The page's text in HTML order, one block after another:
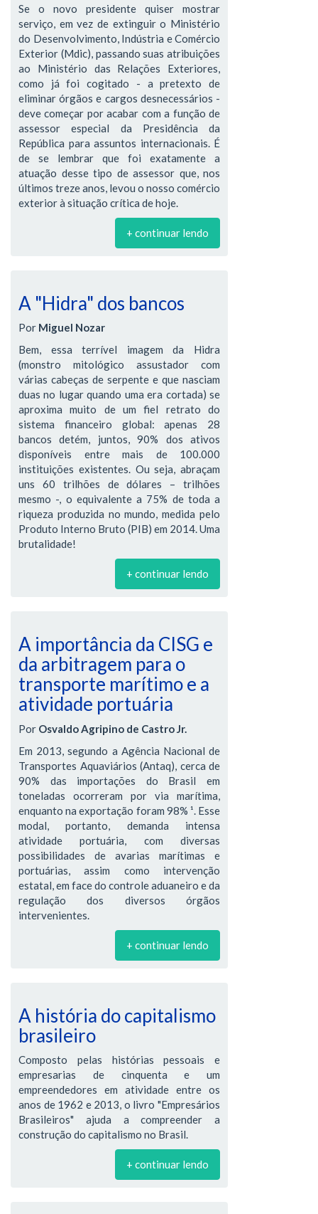
Se o novo presidente quiser mostrar
serviço, em vez de extinguir o Ministério
do Desenvolvimento, Indústria e Comércio
Exterior (Mdic), passando suas atribuições
ao Ministério das Relações Exteriores,
como já foi cogitado - a pretexto de
eliminar órgãos e cargos desnecessários -
deve começar por acabar com a função de
assessor especial da Presidência da
República para assuntos internacionais. É
de se lembrar que foi exatamente a
atuação desse tipo de assessor que, nos
últimos treze anos, levou o nosso comércio
exterior à situação crítica de hoje.
+ continuar lendo
A "Hidra" dos bancos
Por Miguel Nozar
Bem, essa terrível imagem da Hidra
(monstro mitológico assustador com
várias cabeças de serpente e que nasciam
duas no lugar quando uma era cortada) se
aproxima muito de um fiel retrato do
sistema financeiro global: apenas 28
bancos detém, juntos, 90% dos ativos
disponíveis entre mais de 100.000
instituições existentes. Ou seja, abraçam
uns 60 trilhões de dólares – trilhões
mesmo -, o equivalente a 75% de toda a
riqueza produzida no mundo, medida pelo
Produto Interno Bruto (PIB) em 2014. Uma
brutalidade!
+ continuar lendo
A importância da CISG e
da arbitragem para o
transporte marítimo e a
atividade portuária
Por Osvaldo Agripino de Castro Jr.
Em 2013, segundo a Agência Nacional de
Transportes Aquaviários (Antaq), cerca de
90% das importações do Brasil em
toneladas ocorreram por via marítima,
enquanto na exportação foram 98% ¹. Esse
modal, portanto, demanda intensa
atividade portuária, com diversas
possibilidades de avarias marítimas e
portuárias, assim como intervenção
estatal, em face do controle aduaneiro e da
regulação dos diversos órgãos
intervenientes.
+ continuar lendo
A história do capitalismo
brasileiro
Composto pelas histórias pessoais e
empresarias de cinquenta e um
empreendedores em atividade entre os
anos de 1962 e 2013, o livro "Empresários
Brasileiros" ajuda a compreender a
construção do capitalismo no Brasil.
+ continuar lendo